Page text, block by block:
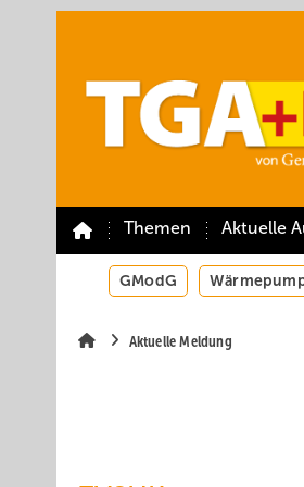
Themen Aktuelle
GModG
Aktuelle Meldung